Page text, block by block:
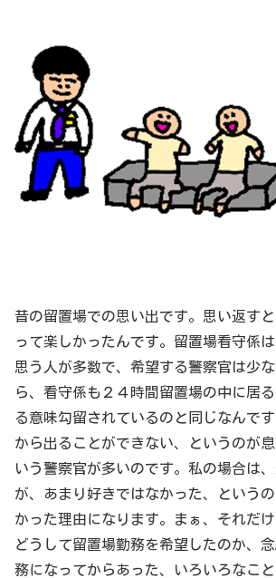
昔の留置場での思い出です。思い返す
って楽しかったんです。留置場看守係
思う人が多数で、希望する警察官は少
ら、看守係も２４時間留置場の中に居
る意味勾留されているのと同じなんで
から出ることができない、というのが
いう警察官が多いのです。私の場合は
が、あまり好きではなかった、という
かった理由になります。まぁ、それだけ
どうして留置場勤務を希望したのか、
務になってからあった、いろいろなこ